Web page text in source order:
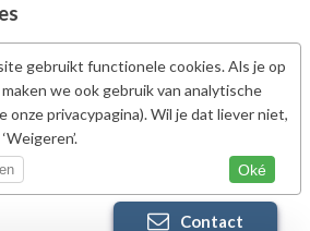
gebruikt functionele cookies. Als je op
maken we ook gebruik van analytische
onze privacypagina). Wil je dat liever niet,
Oké
BV
Contact